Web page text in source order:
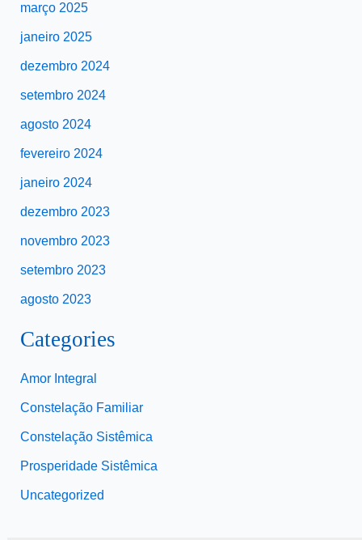
março 2025
janeiro 2025
dezembro 2024
setembro 2024
agosto 2024
fevereiro 2024
janeiro 2024
dezembro 2023
novembro 2023
setembro 2023
agosto 2023
Categories
Amor Integral
Constelação Familiar
Constelação Sistêmica
Prosperidade Sistêmica
Uncategorized